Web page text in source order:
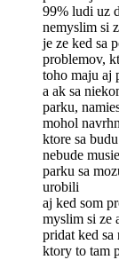
99% ludi uz
nemyslim si
je ze ked sa
problemov,
toho maju aj
a ak sa
parku,
mohol
ktore sa
nebude
parku sa
urobili
aj ked som
myslim si ze
pridat ked sa
ktory to tam